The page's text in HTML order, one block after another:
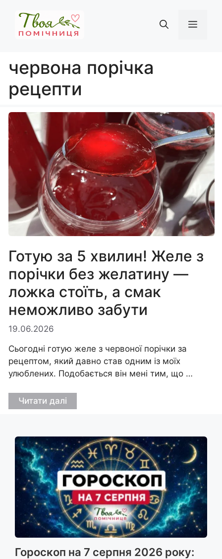
вмісту
червона порічка
рецепти
Готую за 5 хвилин! Желе з
порічки без желатину —
ложка стоїть, а смак
неможливо забути
19.06.2026
Сьогодні готую желе з червоної порічки за
рецептом, який давно став одним із моїх
улюблених. Подобається він мені тим, що …
Читати далі
Гороскоп на 7 серпня 2026 року: